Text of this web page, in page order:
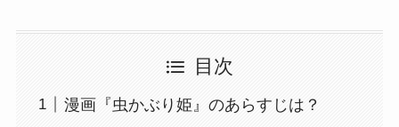
目次
漫画『虫かぶり姫』のあらすじは？